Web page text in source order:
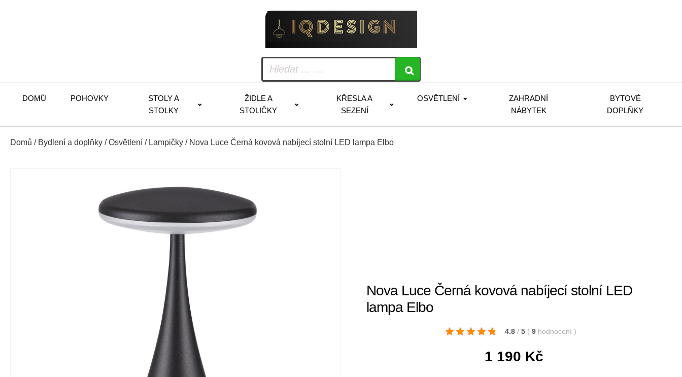
DOMŮ POHOVKY
STOLY A
STOLKY
ŽIDLE A
STOLIČKY
KŘESLA A
SEZENÍ
OSVĚTLENÍ
ZAHRADNÍ
NÁBYTEK
BYTOVÉ
DOPLŇKY
Domů / Bydlení a doplňky /Osvětlení / Lampičky / Nova Luce Černá kovová nabíjecí stolní LED lampa Elbo
Nova Luce Černá kovová nabíjecí stolní LED
lampa Elbo
4.8 / 5 ( 9 hodnocení )
1 190 Kč